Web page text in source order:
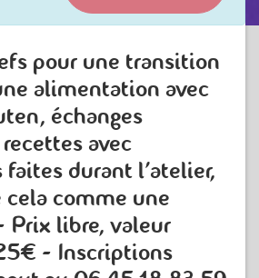
pour une transition
alimentation avec
échanges
avec
faites durant l'atelier,
comme une
Prix libre, valeur
- Inscriptions